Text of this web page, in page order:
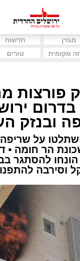
מגזין חדשות
מקומית טורים
פורצות
ובנזק
על שריפה
הר חומה •
להסתגר
וסירבה